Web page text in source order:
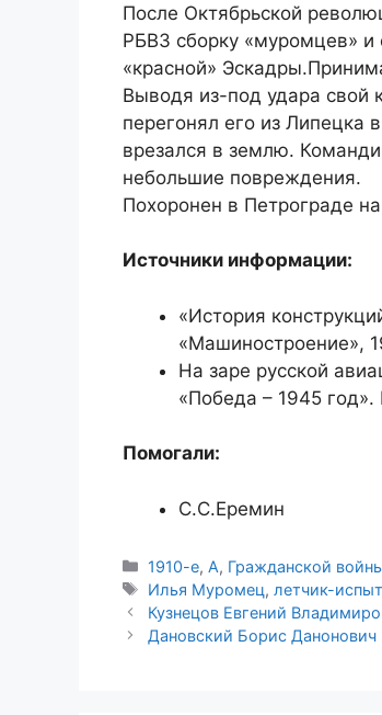
После Октябрьской
РБВЗ сборку «муромцев» и
«красной»
Выводя из-под удара свой
перегонял его из Липецка
врезался в землю.
небольшие повреждения.
Похоронен в Петрограде
Источники информации:
«История
«Машиностроение»,
На заре русской
«Победа – 1945
Помогали:
С.С.Еремин
Рубрики
1910-е, А, Гражданской
Метки
Илья Муромец, летчик-
Кузнецов Евгений
Дановский Борис Данонович